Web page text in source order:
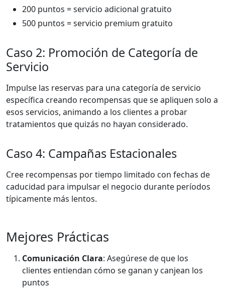
200 puntos = servicio adicional gratuito
500 puntos = servicio premium gratuito
Caso 2: Promoción de Categoría de
Servicio
Impulse las reservas para una categoría de servicio
específica creando recompensas que se apliquen solo a
esos servicios, animando a los clientes a probar
tratamientos que quizás no hayan considerado.
Caso 4: Campañas Estacionales
Cree recompensas por tiempo limitado con fechas de
caducidad para impulsar el negocio durante períodos
típicamente más lentos.
Mejores Prácticas
Comunicación Clara: Asegúrese de que los
clientes entiendan cómo se ganan y canjean los
puntos